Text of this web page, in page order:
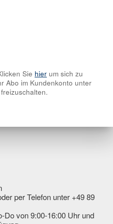
Sie hier um sich zu
Abo im Kundenkonto unter
per Telefon unter +49 89
Do von 9:00-16:00 Uhr und